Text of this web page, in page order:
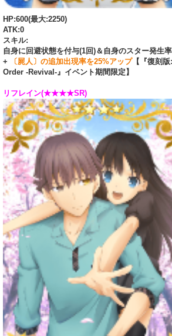
HP:600(最大:2250)
ATK:0
スキル:
自身に回避状態を付与(1回)＆自身のスター発生
+
〔屍人〕の追加出現率を25%アップ【『復刻
Order -Revival-』イベント期間限定】
リフレイン(★★★★SR)